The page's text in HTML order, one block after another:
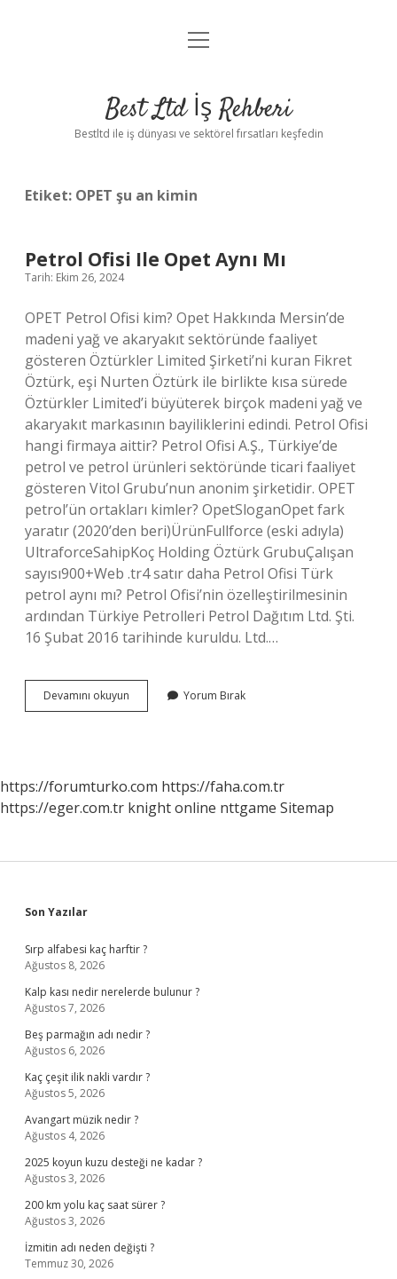
Anasayfa
Yasal Uyarı
menüyü
Best Ltd İş Rehberi
Bestltd ile iş dünyası ve sektörel fırsatları keşfedin
Etiket: OPET şu an kimin
Petrol Ofisi Ile Opet Aynı Mı
Tarih: Ekim 26, 2024
OPET Petrol Ofisi kim? Opet Hakkında Mersin’de
madeni yağ ve akaryakıt sektöründe faaliyet
gösteren Öztürkler Limited Şirketi’ni kuran Fikret
Öztürk, eşi Nurten Öztürk ile birlikte kısa sürede
Öztürkler Limited’i büyüterek birçok madeni yağ ve
akaryakıt markasının bayiliklerini edindi. Petrol Ofisi
hangi firmaya aittir? Petrol Ofisi A.Ş., Türkiye’de
petrol ve petrol ürünleri sektöründe ticari faaliyet
gösteren Vitol Grubu’nun anonim şirketidir. OPET
petrol’ün ortakları kimler? OpetSloganOpet fark
yaratır (2020’den beri)ÜrünFullforce (eski adıyla)
UltraforceSahipKoç Holding Öztürk GrubuÇalışan
sayısı900+Web .tr4 satır daha Petrol Ofisi Türk
petrol aynı mı? Petrol Ofisi’nin özelleştirilmesinin
ardından Türkiye Petrolleri Petrol Dağıtım Ltd. Şti.
16 Şubat 2016 tarihinde kuruldu. Ltd.…
Devamını okuyun
Ofisi
Yorum Bırak
https://forumturko.com https://faha.com.tr
https://eger.com.tr knight online nttgame Sitemap
Sidebar
Son Yazılar
Sırp alfabesi kaç harftir ?
Ağustos 8, 2026
Kalp kası nedir nerelerde bulunur ?
Ağustos 7, 2026
Beş parmağın adı nedir ?
Ağustos 6, 2026
Kaç çeşit ilik nakli vardır ?
Ağustos 5, 2026
Avangart müzik nedir ?
Ağustos 4, 2026
2025 koyun kuzu desteği ne kadar ?
Ağustos 3, 2026
200 km yolu kaç saat sürer ?
Ağustos 3, 2026
İzmitin adı neden değişti ?
Temmuz 30, 2026